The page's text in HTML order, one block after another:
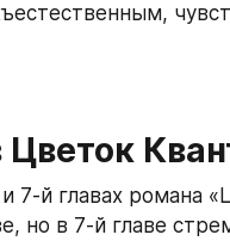
Цветок
7-й главах романа
но в 7-й главе